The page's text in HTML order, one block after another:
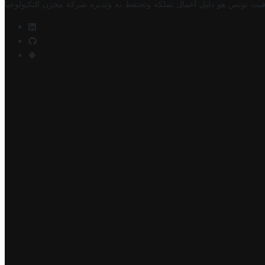
تونس هو دليل أعمال تملكه وتحتفظ به وتديره شركة مخزن التكنولوجيا